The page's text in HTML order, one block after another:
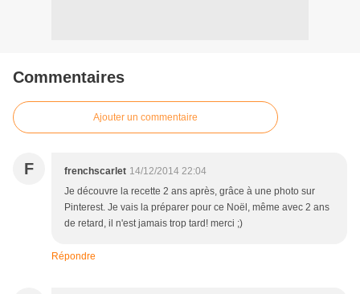
Commentaires
Ajouter un commentaire
F frenchscarlet 14/12/2014 22:04
Je découvre la recette 2 ans après, grâce à une photo sur
Pinterest. Je vais la préparer pour ce Noël, même avec 2 ans
de retard, il n'est jamais trop tard! merci ;)
Répondre